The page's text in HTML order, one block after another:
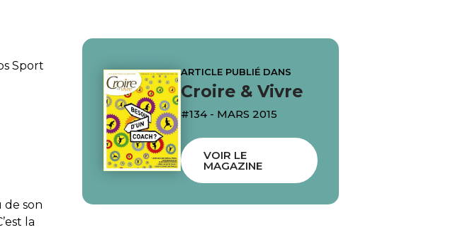
Sport
de son
la
ARTICLE PUBLIÉ DANS
Croire & Vivre
#134 - MARS 2015
VOIR LE
MAGAZINE